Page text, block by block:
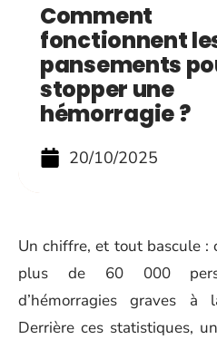
Comment
fonctionnent
pansements
stopper une
hémorragie ?
20/10/2025
Un chiffre, et tout bascule :
plus de 60 000
d’hémorragies graves à
Derrière ces statistiques,